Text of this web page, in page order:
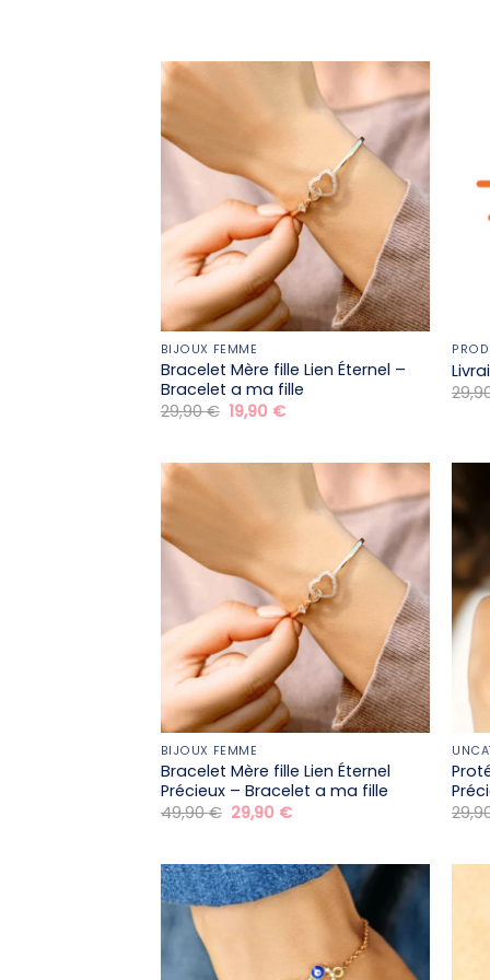
BIJOUX FEMME
Bracelet Mère fille​ Lien Éternel –
Bracelet a ma fille
29,90€ Le
prix
19,90 €Le
19,90 €.
BIJOUX FEMME
Bracelet Mère fille​ Lien Éternel
Précieux – Bracelet a ma fille
49,90€ Le
prix
49,90 €.
29,90 €Le
29,90 €.